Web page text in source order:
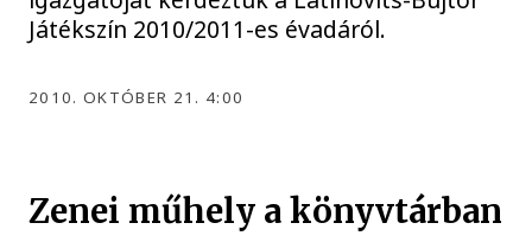
Játékszín 2010/2011-es évadáról.
2010. OKTÓBER 21. 4:00
Zenei műhely a könyvtárban